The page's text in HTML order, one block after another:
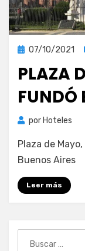
Publicada
07/10/2021
PLAZA
FUNDÓ
por Hoteles
Plaza de
Buenos Aires
Leer más